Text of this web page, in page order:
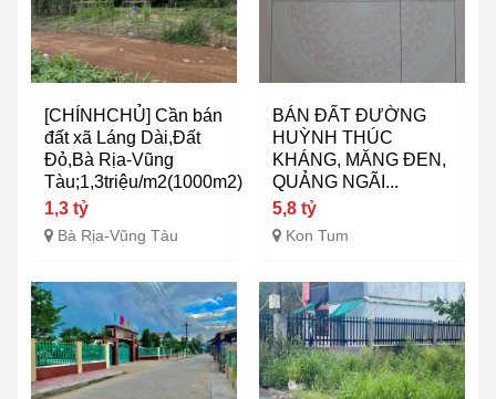
[CHÍNHCHỦ] Cần bán
đất xã Láng Dài,Đất
Đỏ,Bà Rịa-Vũng
Tàu;1,3triệu/m2(1000m2)
1,3 tỷ
Bà Rịa-Vũng Tàu
BÁN ĐẤT ĐƯỜNG
HUỲNH THÚC
KHÁNG, MĂNG ĐEN,
QUẢNG NGÃI...
5,8 tỷ
Kon Tum